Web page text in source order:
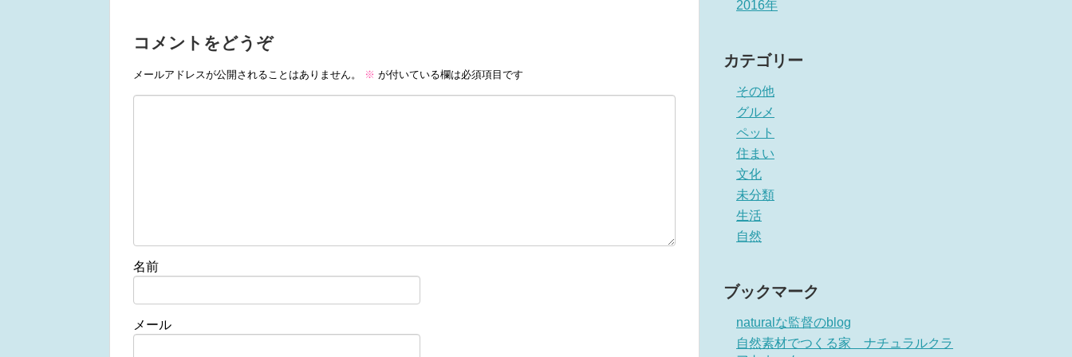
コメントをどうぞ
メールアドレスが公開されることはありません。 ※ が付いている欄は必須項目です
名前
メール
2016年
カテゴリー
その他
グルメ
ペット
住まい
文化
未分類
生活
自然
ブックマーク
naturalな監督のblog
自然素材でつくる家 ナチュラルクラ